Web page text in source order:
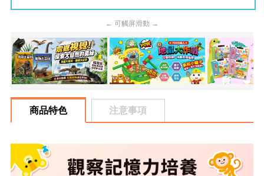
← 可觸屏滑動 →
商品特色 注意事項